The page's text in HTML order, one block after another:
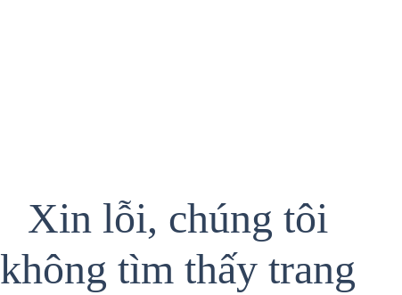
Xin lỗi, chúng tôi
không tìm thấy trang